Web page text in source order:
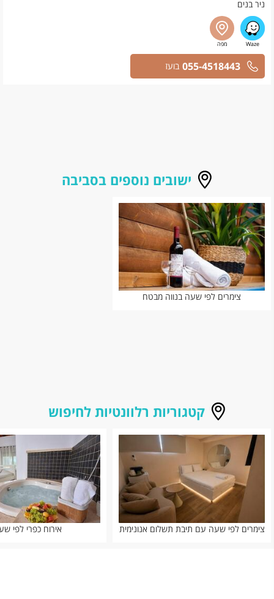
ניר בנים
055-4518443 בועז
ישובים נוספים בסביבה
צימרים לפי שעה בנווה מבטח
קטגוריות רלוונטיות לחיפוש
צימרים לפי שעה עם תיבת תשלום אנונימית אירוח כפרי לפי